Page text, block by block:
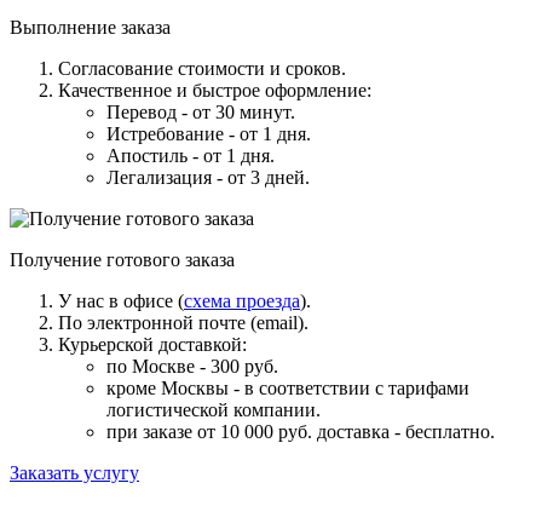
Выполнение заказа
Согласование стоимости и сроков.
Качественное и быстрое оформление:
Перевод - от 30 минут.
Истребование - от 1 дня.
Апостиль - от 1 дня.
Легализация - от 3 дней.
Получение готового заказа
У нас в офисе (схема проезда).
По электронной почте (email).
Курьерской доставкой:
по Москве - 300 руб.
кроме Москвы - в соответствии с тарифами
логистической компании.
при заказе от 10 000 руб. доставка - бесплатно.
Заказать услугу